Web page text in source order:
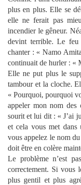
plus en plus. Elle se
elle ne ferait pas
incendier le gêneur.
devint terrible. Le feu
chanter : « Namo
continuait de hurler : «
Elle ne put plus le
tambour et la cloche.
« Pourquoi, pourquoi
appeler mon nom des
sourit et lui dit : « J’ai
et cela vous met
vous appelez le nom
doit être en colère
Le problème n’est
correctement. Si vous
plus gentil et plus